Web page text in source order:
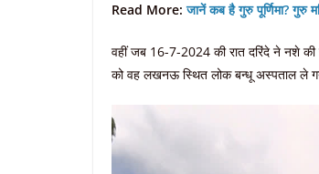
Read More:जानें कब है गुरु पूर्णिमा? गुरु
वहीं जब 16-7-2024 की रात दरिंदे ने नशे की
को वह लखनऊ स्थित लोक बन्धू अस्पताल ले